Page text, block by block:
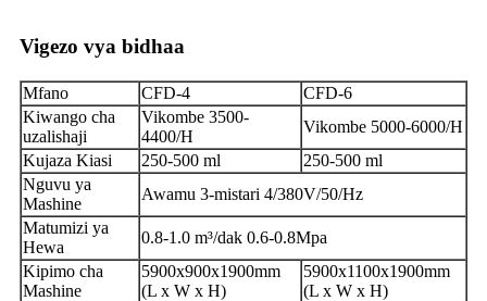
Vigezo vya bidhaa
Mfano CFD-4
CFD-6
Kiwango cha
uzalishaji
Vikombe 3500-
4400/H
Vikombe 5000-6000/H
Kujaza Kiasi
250-500 ml
250-500 ml
Nguvu ya
Mashine
Awamu 3-mistari 4/380V/50/Hz
Matumizi ya
Hewa
0.8-1.0 m³/dak 0.6-0.8Mpa
Kipimo cha
Mashine
5900x900x1900mm
(L x W x H)
5900x1100x1900mm
(L x W x H)